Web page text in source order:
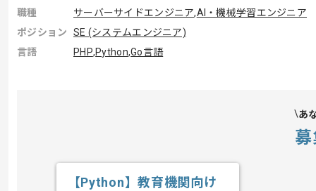
職種
サーバーサイドエンジニア,AI・機械学習エンジニア
ポジション
SE (システムエンジニア)
言語
PHP,Python,Go言語
あ
【Python】教育機関向け